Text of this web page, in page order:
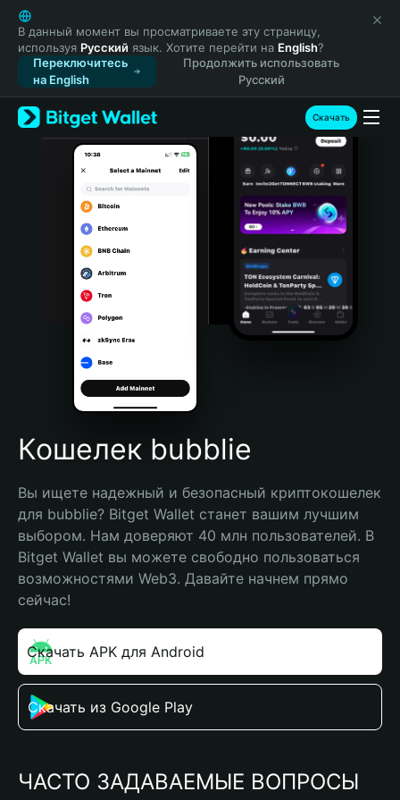
English
日本語
Tiếng Việt
Русский
Español (Latinoamérica)
Türkçe
Italiano
Português (Portugal)
Bahasa Indonesia
Português (Brasil)
Español (Argentina)
В данный момент вы просматриваете эту страницу,
используя Русский язык. Хотите перейти на English?
Переключитесь
на English
Продолжить использовать
Русский
Скачать
Кошелек bubblie
Вы ищете надежный и безопасный криптокошелек
для bubblie? Bitget Wallet станет вашим лучшим
выбором. Нам доверяют 40 млн пользователей. В
Bitget Wallet вы можете свободно пользоваться
возможностями Web3. Давайте начнем прямо
сейчас!
Скачать APK для Android
Скачать из Google Play
ЧАСТО ЗАДАВАЕМЫЕ ВОПРОСЫ